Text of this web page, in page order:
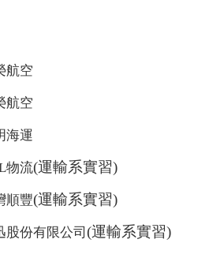
航空
航空
海運
物流(運輸系實習)
順豐(運輸系實習)
股份有限公司 (運輸系實習)